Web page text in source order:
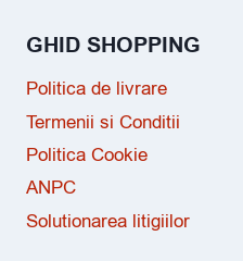
GHID SHOPPING
Politica de livrare
Termenii si Conditii
Politica Cookie
ANPC
Solutionarea litigiilor